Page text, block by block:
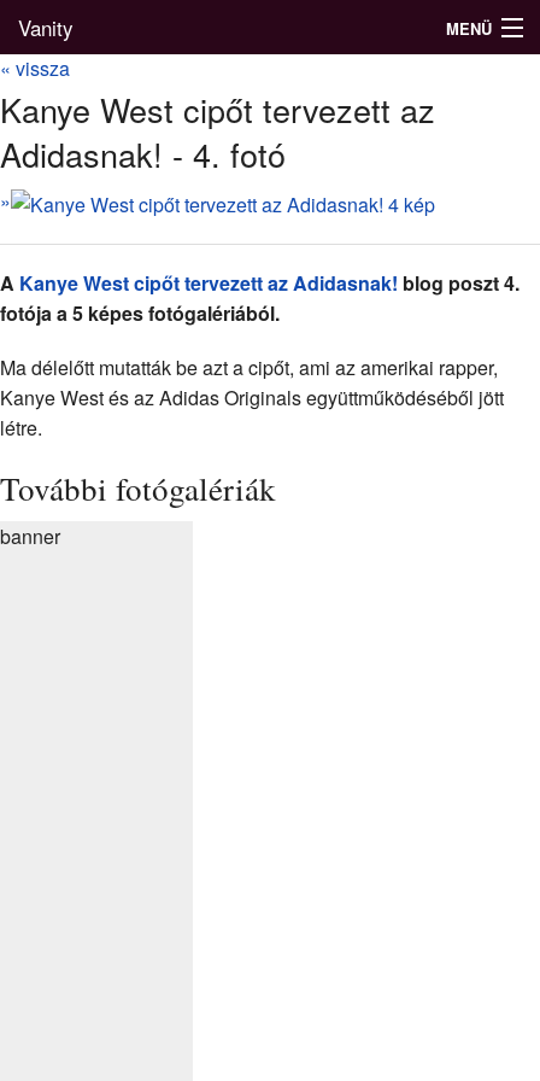
Vanity MENÜ
Divatblog
Divatkatalógus
Üzletek
Képgalériák
« vissza
Kanye West cipőt tervezett az
Adidasnak! - 4. fotó
»
A Kanye West cipőt tervezett az Adidasnak! blog poszt 4.
fotója a 5 képes fotógalériából.
Ma délelőtt mutatták be azt a cipőt, ami az amerikai rapper,
Kanye West és az Adidas Originals együttműködéséből jött
létre.
További fotógalériák
banner